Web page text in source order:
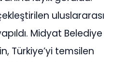
uluslararası
Midyat Belediye
Türkiye’yi temsilen